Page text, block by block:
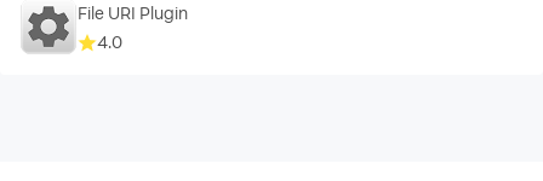
File URI Plugin
4.0